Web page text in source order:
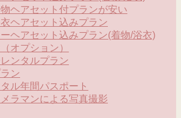
ヘアセット付プランが安い
ヘアセット込みプラン
ヘアセット込みプラン(着物/浴衣)
オプション）
ンタルプラン
ン
ル年間パスポート
ラマンによる写真撮影